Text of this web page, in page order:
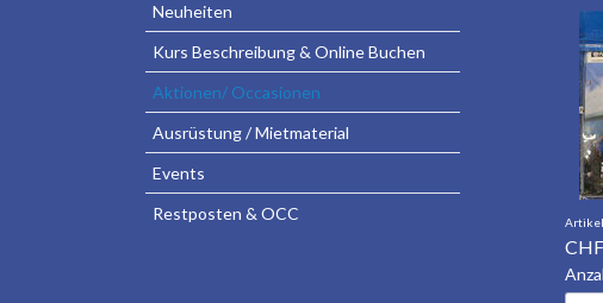
CHF
Neuheiten
Kurs Beschreibung & Online Buchen
Aktionen/ Occasionen
Ausrüstung / Mietmaterial
Events
Restposten & OCC